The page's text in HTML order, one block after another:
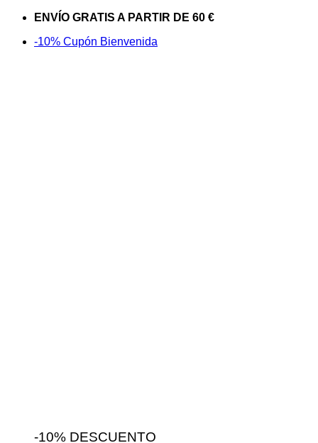
Saltar
contenido
ENVÍO GRATIS A PARTIR DE 60 €
-10% Cupón Bienvenida
-10% DESCUENTO